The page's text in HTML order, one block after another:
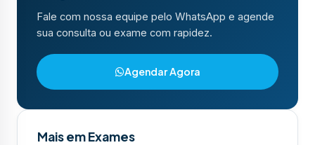
Fale com nossa equipe pelo WhatsApp e agende
sua consulta ou exame com rapidez.
Agendar Agora
Mais em Exames